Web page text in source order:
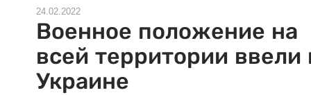
24.02.2022
Военное положение на
всей территории ввели
Украине